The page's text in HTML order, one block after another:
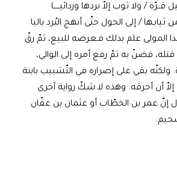
/ ولا ثوب إلاّ بردها وردائيـــــا
/ إلى الحول حتّى أنهج البُرد باليا
المولى علم بذلك فـعرضه للبيع، ثمّ رقّ
فضنّ به ثمّ رفع أمره إلى الوالي،
ولكنّه بقي على إصراره في التّشبيب بابنة
أن أحرقه. وهذه لا شكّ رواية أخرى
إنّ عمر بن الخطّاب أو عثمان بن عفّان